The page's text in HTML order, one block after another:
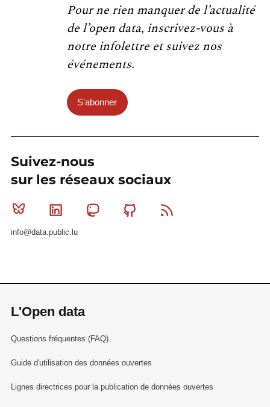
Pour ne rien manquer de l’actualité
de l’open data, inscrivez-vous à
notre infolettre et suivez nos
événements.
S'abonner
Suivez-nous
sur les réseaux sociaux
Bluesky Linkedin MastodonGithub
info@data.public.lu
L'Open data
Questions fréquentes (FAQ)
Guide d'utilisation des données ouvertes
Lignes directrices pour la publication de données ouvertes